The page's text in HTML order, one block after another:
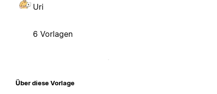
Uri
6 Vorlagen
Über diese Vorlage